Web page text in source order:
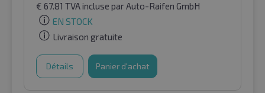
€ 67.81 TVA incluse par Auto-Raifen GmbH
EN STOCK
Livraison gratuite
Détails Panier d'achat